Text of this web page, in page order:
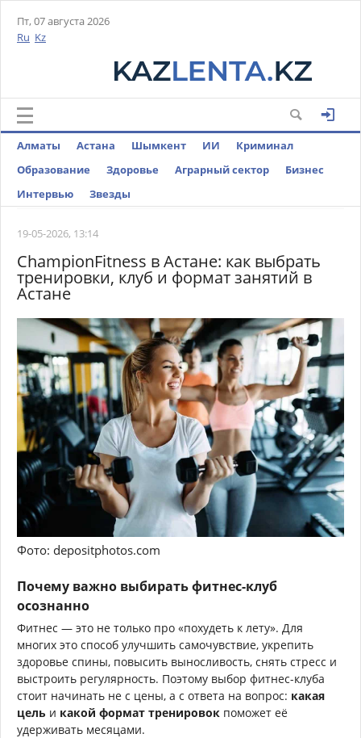
Пт, 07 августа 2026
Ru Kz
Алматы Астана Шымкент ИИ
Криминал
Образование
Здоровье Аграрный сектор
Бизнес
Интервью
Звезды
19-05-2026, 13:14
ChampionFitness в Астане: как выбрать
тренировки, клуб и формат занятий в
Астане
Фото: depositphotos.com
Почему важно выбирать фитнес-клуб
осознанно
Фитнес — это не только про «похудеть к лету». Для
многих это способ улучшить самочувствие, укрепить
здоровье спины, повысить выносливость, снять стресс и
выстроить регулярность. Поэтому выбор фитнес-клуба
стоит начинать не с цены, а с ответа на вопрос: какая
цель и какой формат тренировок поможет её
удерживать месяцами.